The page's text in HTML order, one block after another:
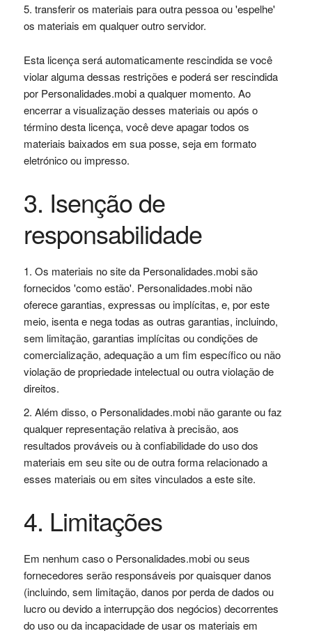
transferir os materiais para outra pessoa ou 'espelhe'
os materiais em qualquer outro servidor.
Esta licença será automaticamente rescindida se você
violar alguma dessas restrições e poderá ser rescindida
por Personalidades.mobi a qualquer momento. Ao
encerrar a visualização desses materiais ou após o
término desta licença, você deve apagar todos os
materiais baixados em sua posse, seja em formato
eletrónico ou impresso.
3. Isenção de
responsabilidade
Os materiais no site da Personalidades.mobi são
fornecidos 'como estão'. Personalidades.mobi não
oferece garantias, expressas ou implícitas, e, por este
meio, isenta e nega todas as outras garantias, incluindo,
sem limitação, garantias implícitas ou condições de
comercialização, adequação a um fim específico ou não
violação de propriedade intelectual ou outra violação de
direitos.
Além disso, o Personalidades.mobi não garante ou faz
qualquer representação relativa à precisão, aos
resultados prováveis ​​ou à confiabilidade do uso dos
materiais em seu site ou de outra forma relacionado a
esses materiais ou em sites vinculados a este site.
4. Limitações
Em nenhum caso o Personalidades.mobi ou seus
fornecedores serão responsáveis ​​por quaisquer danos
(incluindo, sem limitação, danos por perda de dados ou
lucro ou devido a interrupção dos negócios) decorrentes
do uso ou da incapacidade de usar os materiais em